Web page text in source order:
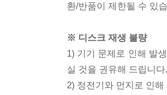
환/반품이 제한될 수 있
※ 디스크 재생 불량
1) 기기 문제로 인해 발
실 것을 권유해 드립니다.
2) 정전기와 먼지로 인